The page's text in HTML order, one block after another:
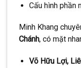
Cấu hình phần
Minh Khang
Chánh, có mặt
Võ Hữu Lợi,